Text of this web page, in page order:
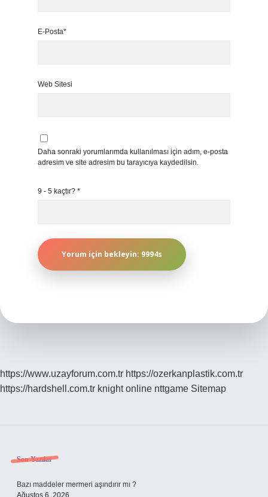
E-Posta*
Web Sitesi
Daha sonraki yorumlarımda kullanılması için adım, e-posta
adresim ve site adresim bu tarayıcıya kaydedilsin.
9 - 5 kaçtır? *
https://www.uzayforum.com.tr https://ozerkanplastik.com.tr
https://hardshell.com.tr knight online nttgame Sitemap
Sidebar
Son Yazılar
Bazı maddeler mermeri aşındırır mı ?
Ağustos 6, 2026